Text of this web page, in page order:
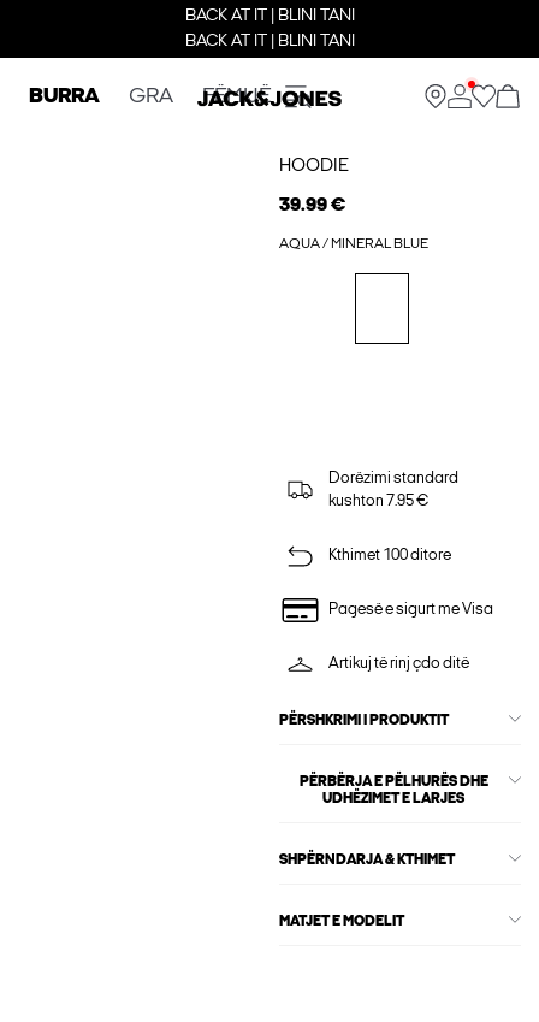
BACK AT IT | BLINI TANI
BACK AT IT | BLINI TANI
BURRA GRA FËMIJË
HOODIE
39.99 €
AQUA / MINERAL BLUE
Dorëzimi standard
kushton 7.95 €
Kthimet 100 ditore
Pagesë e sigurt me Visa
Artikuj të rinj çdo ditë
PËRSHKRIMI I PRODUKTIT
PËRBËRJA E PËLHURËS DHE
UDHËZIMET E LARJES
SHPËRNDARJA & KTHIMET
MATJET E MODELIT